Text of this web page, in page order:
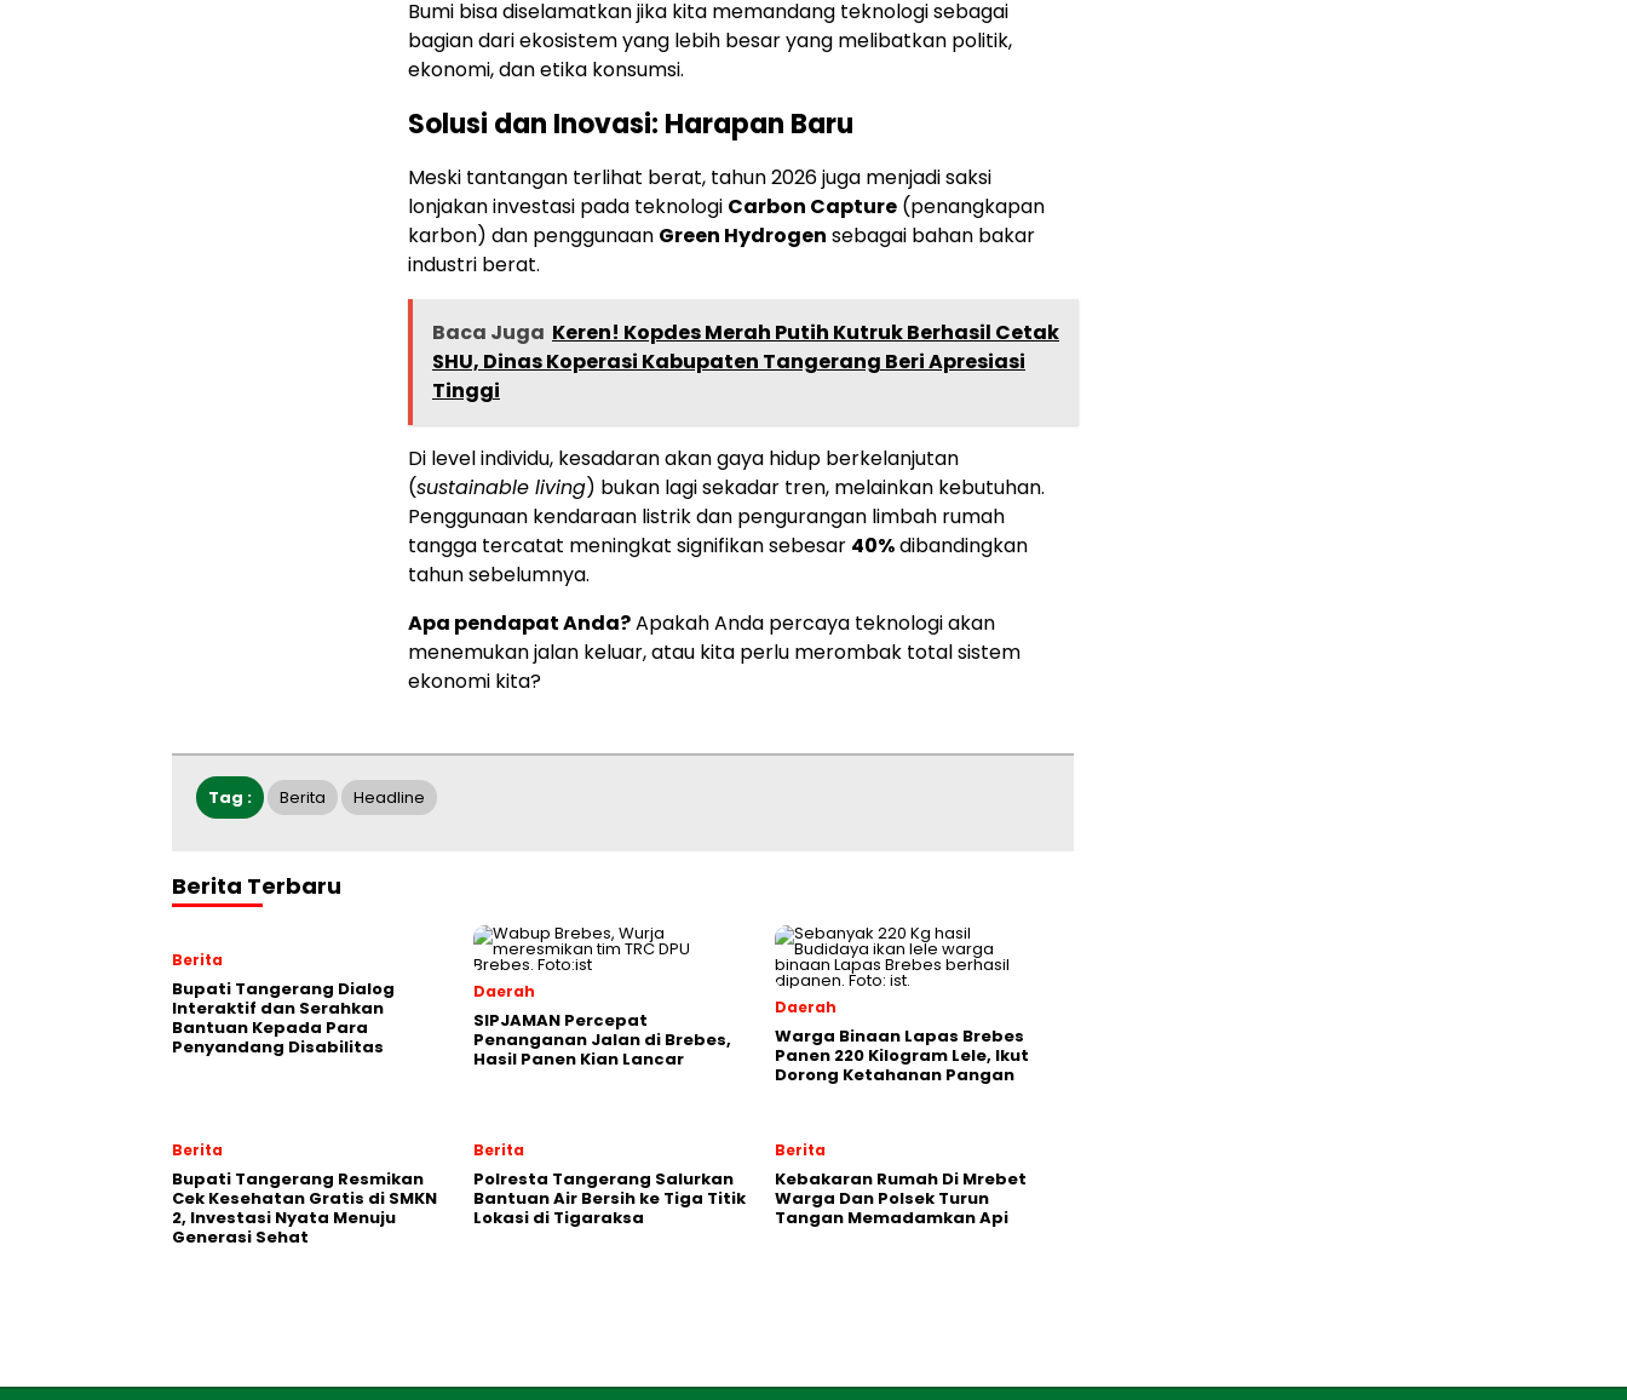
Bumi bisa diselamatkan jika kita memandang teknologi sebagai
bagian dari ekosistem yang lebih besar yang melibatkan politik,
ekonomi, dan etika konsumsi.
Solusi dan Inovasi: Harapan Baru
Meski tantangan terlihat berat, tahun 2026 juga menjadi saksi
lonjakan investasi pada teknologi Carbon Capture (penangkapan
karbon) dan penggunaan Green Hydrogen sebagai bahan bakar
industri berat.
Baca Juga Keren! Kopdes Merah Putih Kutruk Berhasil Cetak
SHU, Dinas Koperasi Kabupaten Tangerang Beri Apresiasi
Tinggi
Di level individu, kesadaran akan gaya hidup berkelanjutan
(sustainable living) bukan lagi sekadar tren, melainkan kebutuhan.
Penggunaan kendaraan listrik dan pengurangan limbah rumah
tangga tercatat meningkat signifikan sebesar 40%dibandingkan
tahun sebelumnya.
Apa pendapat Anda?Apakah Anda percaya teknologi akan
menemukan jalan keluar, atau kita perlu merombak total sistem
ekonomi kita?
Tag : Berita Headline
Berita Terbaru
Berita
Bupati Tangerang Dialog
Interaktif dan Serahkan
Bantuan Kepada Para
Penyandang Disabilitas
Daerah
SIPJAMAN Percepat
Penanganan Jalan di Brebes,
Hasil Panen Kian Lancar
Daerah
Warga Binaan Lapas Brebes
Panen 220 Kilogram Lele, Ikut
Dorong Ketahanan Pangan
Berita
‎Bupati Tangerang Resmikan
Cek Kesehatan Gratis di SMKN
2, Investasi Nyata Menuju
Generasi Sehat
Berita
Polresta Tangerang Salurkan
Bantuan Air Bersih ke Tiga Titik
Lokasi di Tigaraksa
Berita
Kebakaran Rumah Di Mrebet
Warga Dan Polsek Turun
Tangan Memadamkan Api